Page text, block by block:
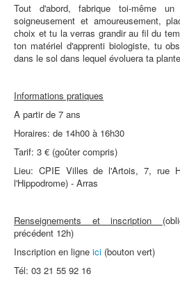
Tout d'abord, fabrique toi-même un
soigneusement et amoureusement,
choix et tu la verras grandir au fil du
ton matériel d'apprenti biologiste, tu
dans le sol dans lequel évoluera ta
Informations pratiques
A partir de 7 ans
Horaires: de 14h00 à 16h30
Tarif: 3 € (goûter compris)
Lieu: CPIE Villes de l'Artois, 7, rue
l'Hippodrome) - Arras
Renseignements et inscription
précédent 12h)
Inscription en ligne ici (bouton vert)
Tél: 03 21 55 92 16